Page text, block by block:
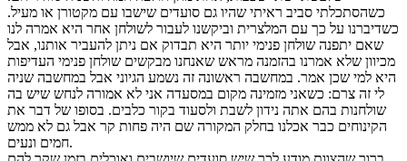
כשהסתכלתי סביב ראיתי שהיו גם סועדים שישבו עם מקטורן או מעיל.
כשדיברנו על כך עם המלצרית וביקשנו לעבור לשולחן אחר היא אמרה לנו
שאם יתפנה שולחן פנימי יותר היא תבדוק אם ניתן להעביר אותנו, אבל
מכיוון שלא אמרנו בהזמנה מראש שאנחנו מבקשים שולחן פנימי העדיפות
היא למי שכן אמר. במחשבה ראשונה זה נשמע הגיוני אבל במחשבה שניה
לי זה צרם: כשאני מזמינה מקום במסעדה אני לא אמורה לנחש שיש בה
שולחנות בהם אתה נידון לשבת ולסעוד בקור כלבים. בסופו של דבר את
הקינוחים כבר אכלנו בחלק המקורה שם היה פחות קר אבל גם לא ממש
חמים ונעים.